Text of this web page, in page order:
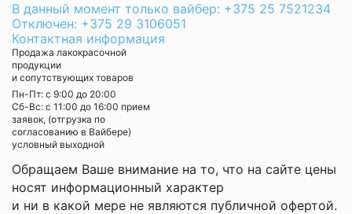
В данный момент только вайбер: +375 25 7521234
Отключен: +375 29 3106051
Контактная информация
Продажа лакокрасочной
продукции
и сопутствующих товаров
Пн-Пт: с 9:00 до 20:00
Cб-Вс: с 11:00 до 16:00 прием
заявок, (отгрузка по
согласованию в Вайбере)
условный выходной
Обращаем Ваше внимание на то, что на сайте цены
носят информационный характер
и ни в какой мере не являются публичной офертой.